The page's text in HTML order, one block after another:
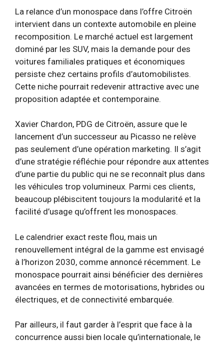
La relance d’un monospace dans l’offre Citroën
intervient dans un contexte automobile en pleine
recomposition. Le marché actuel est largement
dominé par les SUV, mais la demande pour des
voitures familiales pratiques et économiques
persiste chez certains profils d’automobilistes.
Cette niche pourrait redevenir attractive avec une
proposition adaptée et contemporaine.
Xavier Chardon, PDG de Citroën, assure que le
lancement d’un successeur au Picasso ne relève
pas seulement d’une opération marketing. Il s’agit
d’une stratégie réfléchie pour répondre aux attentes
d’une partie du public qui ne se reconnaît plus dans
les véhicules trop volumineux. Parmi ces clients,
beaucoup plébiscitent toujours la modularité et la
facilité d’usage qu’offrent les monospaces.
Le calendrier exact reste flou, mais un
renouvellement intégral de la gamme est envisagé
à l’horizon 2030, comme annoncé récemment. Le
monospace pourrait ainsi bénéficier des dernières
avancées en termes de motorisations, hybrides ou
électriques, et de connectivité embarquée.
Par ailleurs, il faut garder à l’esprit que face à la
concurrence aussi bien locale qu’internationale, le